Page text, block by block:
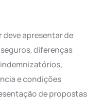
apresentar de
diferenças
e condições
de propostas